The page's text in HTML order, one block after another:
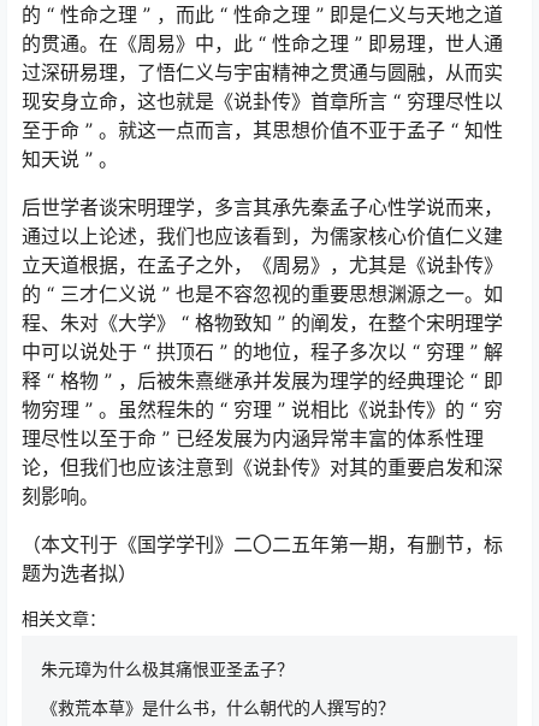
的 “ 性命之理 ” ，而此 “ 性命之理 ” 即是仁义与天地之道
的贯通。在《周易》中，此 “ 性命之理 ” 即易理，世人通
过深研易理，了悟仁义与宇宙精神之贯通与圆融，从而实
现安身立命，这也就是《说卦传》首章所言 “ 穷理尽性以
至于命 ” 。就这一点而言，其思想价值不亚于孟子 “ 知性
知天说 ” 。
后世学者谈宋明理学，多言其承先秦孟子心性学说而来，
通过以上论述，我们也应该看到，为儒家核心价值仁义建
立天道根据，在孟子之外，《周易》，尤其是《说卦传》
的 “ 三才仁义说 ” 也是不容忽视的重要思想渊源之一。如
程、朱对《大学》 “ 格物致知 ” 的阐发，在整个宋明理学
中可以说处于 “ 拱顶石 ” 的地位，程子多次以 “ 穷理 ” 解
释 “ 格物 ” ，后被朱熹继承并发展为理学的经典理论 “ 即
物穷理 ” 。虽然程朱的 “ 穷理 ” 说相比《说卦传》的 “ 穷
理尽性以至于命 ” 已经发展为内涵异常丰富的体系性理
论，但我们也应该注意到《说卦传》对其的重要启发和深
刻影响。
（本文刊于《国学学刊》二〇二五年第一期，有删节，标
题为选者拟）
相关文章：
朱元璋为什么极其痛恨亚圣孟子？
《救荒本草》是什么书，什么朝代的人撰写的？